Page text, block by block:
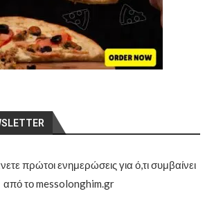
πρώτοι ενημερώσεις για ό,τι συμβαίνει
από το messolonghim.gr